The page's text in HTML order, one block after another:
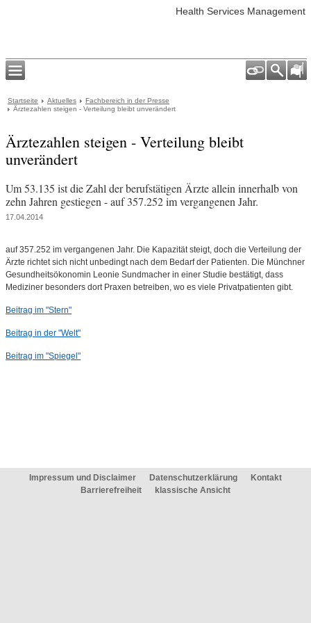
Health Services Management
Startseite Aktuelles
Fachbereich in der Presse
Ärztezahlen steigen - Verteilung bleibt unverändert
Ärztezahlen steigen - Verteilung bleibt
unverändert
Um 53.135 ist die Zahl der berufstätigen Ärzte allein innerhalb von
zehn Jahren gestiegen - auf 357.252 im vergangenen Jahr.
17.04.2014
auf 357.252 im vergangenen Jahr. Die Kapazität steigt, doch die Verteilung der
Ärzte richtet sich nicht unbedingt nach dem Bedarf der Patienten. Die Münchner
Gesundheitsökonomin Leonie Sundmacher in einer Studie bestätigt, dass
Mediziner besonders dort Praxen betreiben, wo es viele Privatpatienten gibt.
Beitrag im "Stern"
Beitrag in der "Welt"
Beitrag im "Spiegel"
Impressum und Disclaimer Datenschutzerklärung
Kontakt
Barrierefreiheit
klassische Ansicht